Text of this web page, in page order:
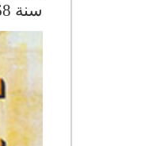
سنة 768م، وكلمة آنفا تعني القمة أو التل